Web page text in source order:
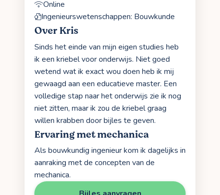
Online
Ingenieurswetenschappen: Bouwkunde
Over Kris
Sinds het einde van mijn eigen studies heb
ik een kriebel voor onderwijs. Niet goed
wetend wat ik exact wou doen heb ik mij
gewaagd aan een educatieve master. Een
volledige stap naar het onderwijs zie ik nog
niet zitten, maar ik zou de kriebel graag
willen krabben door bijles te geven.
Ervaring met mechanica
Als bouwkundig ingenieur kom ik dagelijks in
aanraking met de concepten van de
mechanica.